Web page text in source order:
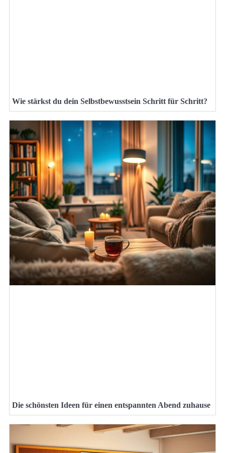
Wie stärkst du dein Selbstbewusstsein Schritt für Schritt?
Die schönsten Ideen für einen entspannten Abend zuhause